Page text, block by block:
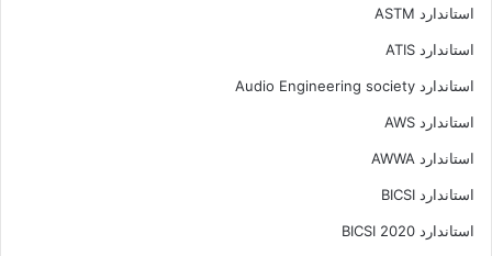
استاندارد ASTM
استاندارد ATIS
استاندارد Audio Engineering society
استاندارد AWS
استاندارد AWWA
استاندارد BICSI
استاندارد BICSI 2020